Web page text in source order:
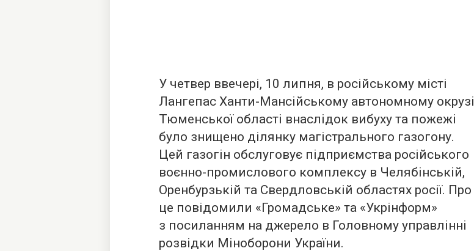
У четвер ввечері, 10 липня, в російському місті
Лангепас Ханти-Мансійському автономному окрузі
Тюменської області внаслідок вибуху та пожежі
було знищено ділянку магістрального газогону.
Цей газогін обслуговує підприємства російського
воєнно-промислового комплексу в Челябінській,
Оренбурзькій та Свердловській областях росії. Про
це повідомили «Громадське» та «Укрінформ»
з посиланням на джерело в Головному управлінні
розвідки Міноборони України.